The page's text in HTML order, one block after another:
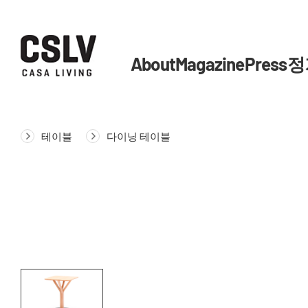
AboutMagazinePress
테이블 다이닝 테이블